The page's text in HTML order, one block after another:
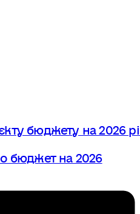
бюджету на 2026
бюджет на 2026